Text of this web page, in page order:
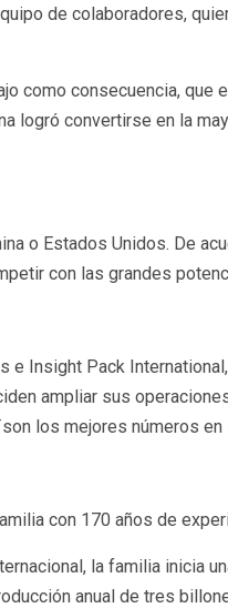
de colaboradores,
como consecuencia,
logró convertirse en la
o Estados Unidos. De
con las grandes
Insight Pack
ampliar sus
los mejores números
con 170 años de
la familia inicia
anual de tres